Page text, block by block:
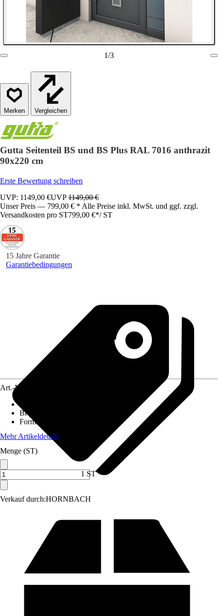
1/3
Vergleichen
Gutta Seitenteil BS und BS Plus RAL 7016 anthrazit
90x220 cm
Erste Bewertung schreiben
UVP: 1149,00 €UVP1149,00 €
Unser Preis — 799,00 € * Alle Preise inkl. MwSt. und ggf. zzgl.
Versandkosten pro ST799,00 €*/ ST
15 Jahre Garantie
Garantiebedingungen
Verkauf durch:HORNBACH
Art.-Nr.
Breite
Form:
Mehr Artikeldetails
Menge (ST)
1 ST